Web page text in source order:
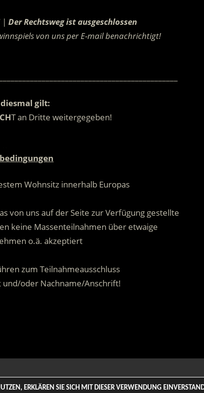
|Der Rechtsweg ist ausgeschlossen
von uns per E-mail benachrichtigt!
gilt:
T an Dritte weitergegeben!
Wohnsitz innerhalb Europas
von uns auf der Seite zur Verfügung gestellte
keine Massenteilnahmen über etwaige
o.ä. akzeptiert
zum Teilnahmeausschluss
und/oder Nachname/Anschrift!
Reserved. | Based on WordPress-Theme: Tortuga von
ERKLÄREN SIE SICH MIT DIESER VERWENDUNG